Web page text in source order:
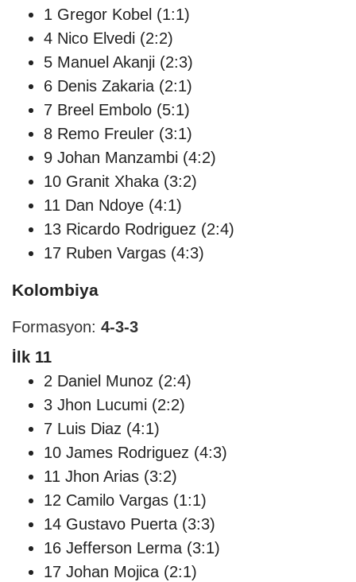
1 Gregor Kobel (1:1)
4 Nico Elvedi (2:2)
5 Manuel Akanji (2:3)
6 Denis Zakaria (2:1)
7 Breel Embolo (5:1)
8 Remo Freuler (3:1)
9 Johan Manzambi (4:2)
10 Granit Xhaka (3:2)
11 Dan Ndoye (4:1)
13 Ricardo Rodriguez (2:4)
17 Ruben Vargas (4:3)
Kolombiya
Formasyon: 4-3-3
İlk 11
2 Daniel Munoz (2:4)
3 Jhon Lucumi (2:2)
7 Luis Diaz (4:1)
10 James Rodriguez (4:3)
11 Jhon Arias (3:2)
12 Camilo Vargas (1:1)
14 Gustavo Puerta (3:3)
16 Jefferson Lerma (3:1)
17 Johan Mojica (2:1)